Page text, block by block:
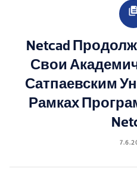
Netcad
Свои
Сатпаевским
Рамках